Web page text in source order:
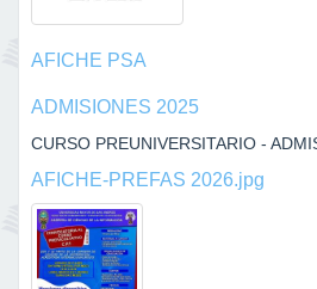
AFICHE PSA
ADMISIONES 2025
CURSO PREUNIVERSITARIO -
AFICHE-PREFAS 2026.jpg